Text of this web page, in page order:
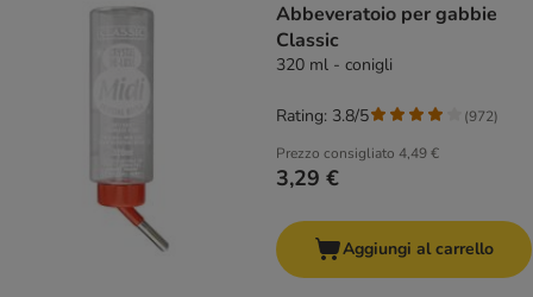
Abbeveratoio per gabbie
Classic
320 ml - conigli
Prezzo consigliato 4,49 €
3,29 €
Rating: 3.8/5 (972)
Aggiungi al carrello